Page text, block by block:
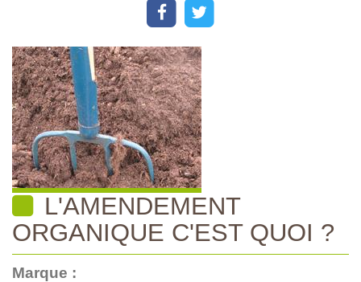
L'AMENDEMENT
ORGANIQUE C'EST QUOI ?
Marque :